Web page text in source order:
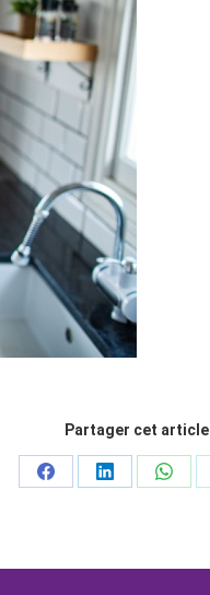
Partager cet article